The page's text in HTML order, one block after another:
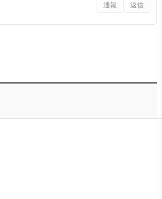
通報 返信